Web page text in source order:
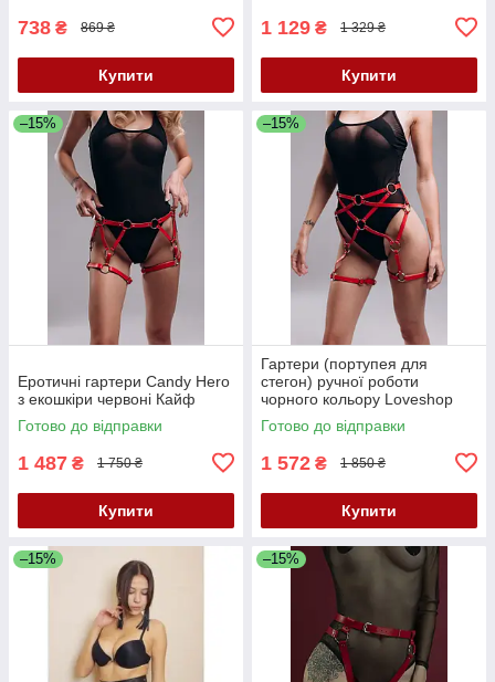
738 ₴ 869 ₴
Купити
1 129 ₴ 1 329 ₴
Купити
–15%
Еротичні гартери Candy Hero
з екошкіри червоні Кайф
Готово до відправки
1 487 ₴ 1 750 ₴
Купити
–15%
Гартери (портупея для
стегон) ручної роботи
чорного кольору Loveshop
модель G 7 1 Кайф
Готово до відправки
1 572 ₴ 1 850 ₴
Купити
–15% –15%